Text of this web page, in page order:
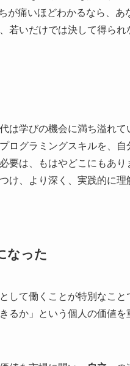
が痛いほどわかるなら、あ
いだけでは決して得られ
は学びの機会に満ち溢れて
ログラミングスキルを、自
要は、もはやどこにもあり
け、より深く、実践的に理
なった
して働くことが特別なこと
るか」という個人の価値を